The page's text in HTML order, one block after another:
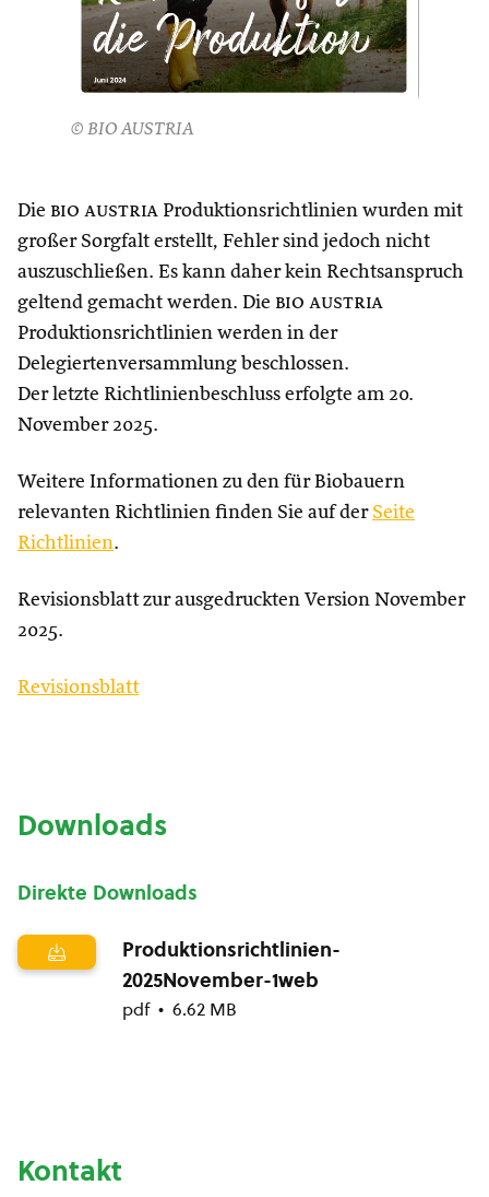
© BIO AUSTRIA
Die bio austria Produktionsrichtlinien wurden mit
großer Sorgfalt erstellt, Fehler sind jedoch nicht
auszuschließen. Es kann daher kein Rechtsanspruch
geltend gemacht werden. Die bio austria
Produktionsrichtlinien werden in der
Delegiertenversammlung beschlossen.
Der letzte Richtlinienbeschluss erfolgte am 20.
November 2025.
Weitere Informationen zu den für Biobauern
relevanten Richtlinien finden Sie auf derSeite
Richtlinien.
Revisionsblatt zur ausgedruckten Version November
2025.
Revisionsblatt
Downloads
Direkte Downloads
Produktionsrichtlinien-
2025November-1web
pdf 6.62 MB
Kontakt